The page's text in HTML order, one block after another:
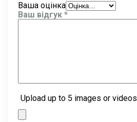
Ваша оцінка
Ваш відгук *
Upload up to 5 images or videos